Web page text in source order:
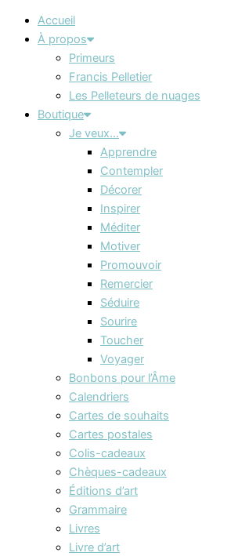
Accueil
À propos
Primeurs
Francis Pelletier
Les Pelleteurs de nuages
Boutique
Je veux…
Apprendre
Contempler
Décorer
Inspirer
Méditer
Motiver
Promouvoir
Remercier
Séduire
Sourire
Toucher
Voyager
Bonbons pour l’Âme
Calendriers
Cartes de souhaits
Cartes postales
Colis-cadeaux
Chèques-cadeaux
Éditions d’art
Grammaire
Livres
Livre d’art